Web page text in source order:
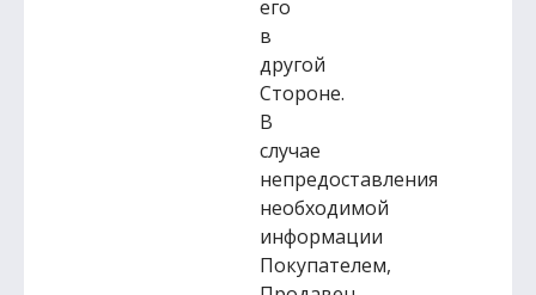
его
в
другой
Стороне.
В
случае
непредоставления
необходимой
информации
Покупателем,